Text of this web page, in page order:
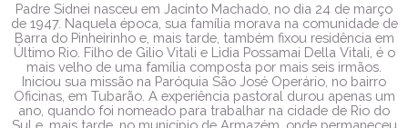
Padre Sidnei nasceu em Jacinto Machado, no dia 24 de março
de 1947. Naquela época, sua família morava na comunidade de
Barra do Pinheirinho e, mais tarde, também fixou residência em
Último Rio. Filho de Gilio Vitali e Lidia Possamai Della Vitali, é o
mais velho de uma família composta por mais seis irmãos.
Iniciou sua missão na Paróquia São José Operário, no bairro
Oficinas, em Tubarão. A experiência pastoral durou apenas um
ano, quando foi nomeado para trabalhar na cidade de Rio do
Sul e, mais tarde, no município de Armazém, onde permaneceu